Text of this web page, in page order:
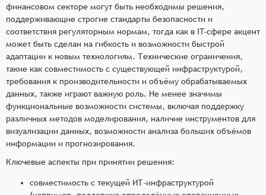
финансовом секторе могут быть необходимы решения,
поддерживающие строгие стандарты безопасности и
соответствия регуляторным нормам, тогда как в IT-сфере акцент
может быть сделан на гибкость и возможности быстрой
адаптации к новым технологиям. Технические ограничения,
такие как совместимость с существующей инфраструктурой,
требования к производительности и объёму обрабатываемых
данных, также играют важную роль. Не менее значимы
функциональные возможности системы, включая поддержку
различных методов моделирования, наличие инструментов для
визуализации данных, возможности анализа больших объёмов
информации и прогнозирования.
Ключевые аспекты при принятии решения:
совместимость с текущей ИТ-инфраструктурой